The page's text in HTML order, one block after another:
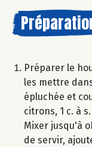
Préparer le
les mettre
épluchée et
citrons, 1 c. à
Mixer jusqu'à
de servir,